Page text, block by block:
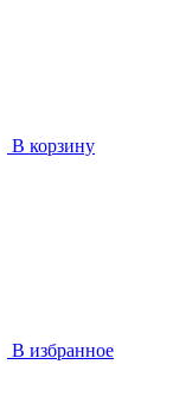
В корзину
В избранное